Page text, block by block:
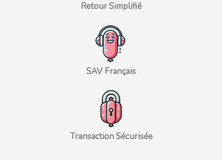
Retour Simplifié
SAV Français
Transaction Sécurisée